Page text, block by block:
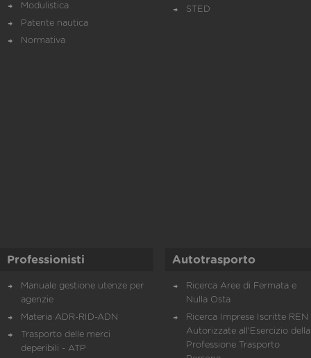
Modulistica
Patente nautica
Normativa
STED
Professionisti
Manuale gestione utenze per
agenzie
Materia ADR-RID-ADN
Trasporto delle merci
deperibili - ATP
Autotrasporto
Ricerca Aree di Fermata e
Nulla Osta
Ricerca Imprese Iscritte REN
Autorizzate all'Esercizio della
Professione Trasporto